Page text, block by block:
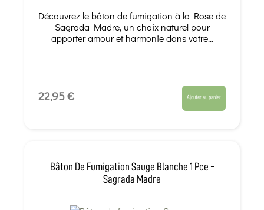
Découvrez le bâton de fumigation à la Rose de
Sagrada Madre, un choix naturel pour
apporter amour et harmonie dans votre...
22,95 € Ajouter au panier
Bâton De Fumigation Sauge Blanche 1 Pce -
Sagrada Madre